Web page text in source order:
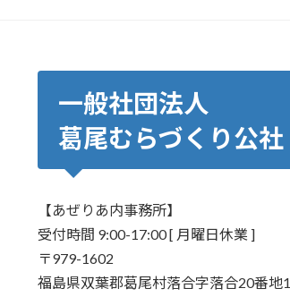
一般社団法人
葛尾むらづくり公社
【あぜりあ内事務所】
受付時間 9:00-17:00 [ 月曜日休業 ]
〒979-1602
福島県双葉郡葛尾村落合字落合20番地1